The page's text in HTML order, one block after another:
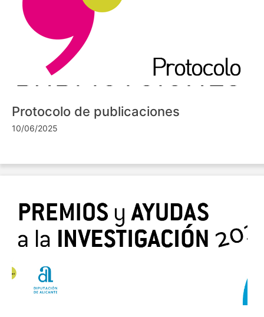
Protocolo de publicaciones
10/06/2025